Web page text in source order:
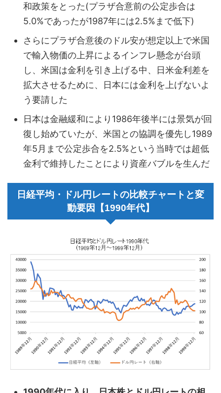
和政策をとった(プラザ合意前の公定歩合は
5.0%であったが1987年には2.5%まで低下)
さらにプラザ合意後のドル安が想定以上で米国
で輸入物価の上昇によるインフレ懸念が台頭
し、米国は金利を引き上げる中、日米金利差を
拡大させるために、日本には金利を上げないよ
う要請した
日本は金融緩和により1986年後半には景気が回
復し始めていたが、米国との協調を優先し1989
年5月まで公定歩合を2.5%という当時では超低
金利で維持したことにより資産バブルを生んだ
日経平均・ドル円レートの比較チャートと変
動要因【1990年代】